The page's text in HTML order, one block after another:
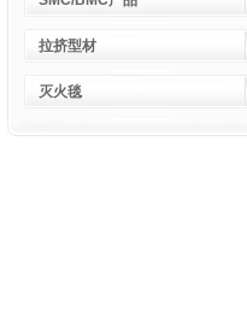
拉挤型材
灭火毯